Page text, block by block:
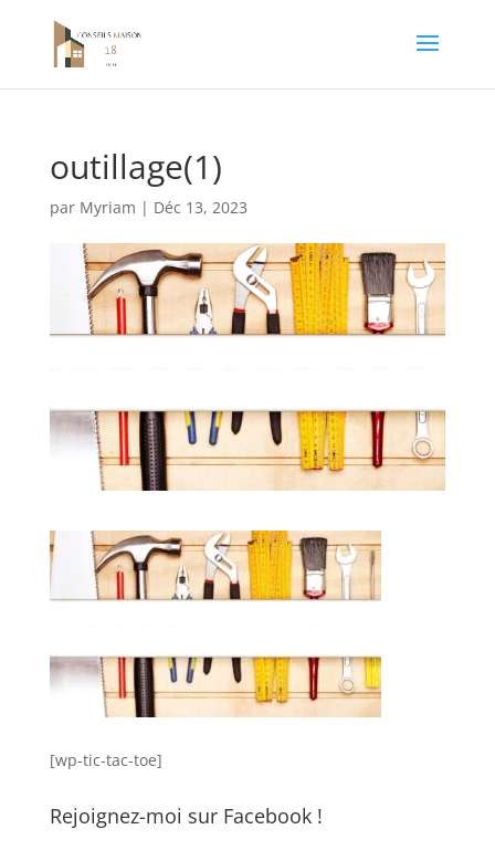
outillage(1)
par Myriam | Déc 13, 2023
[wp-tic-tac-toe]
Rejoignez-moi sur Facebook !